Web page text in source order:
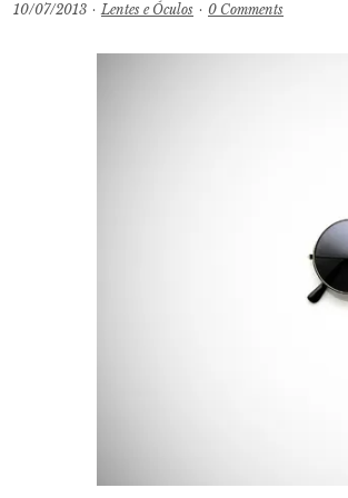
10/07/2013 · Lentes e Óculos · 0 Comments